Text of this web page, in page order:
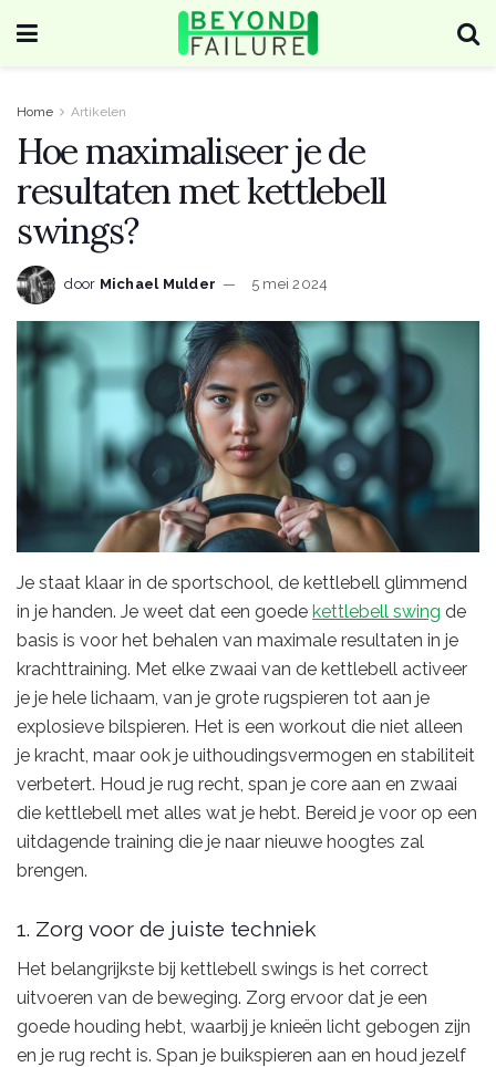
Home Artikelen
Hoe maximaliseer je de
resultaten met kettlebell
swings?
door Michael Mulder 5 mei 2024
Je staat klaar in de sportschool, de kettlebell glimmend
in je handen. Je weet dat een goede kettlebell swing de
basis is voor het behalen van maximale resultaten in je
krachttraining. Met elke zwaai van de kettlebell activeer
je je hele lichaam, van je grote rugspieren tot aan je
explosieve bilspieren. Het is een workout die niet alleen
je kracht, maar ook je uithoudingsvermogen en stabiliteit
verbetert. Houd je rug recht, span je core aan en zwaai
die kettlebell met alles wat je hebt. Bereid je voor op een
uitdagende training die je naar nieuwe hoogtes zal
brengen.
1. Zorg voor de juiste techniek
Het belangrijkste bij kettlebell swings is het correct
uitvoeren van de beweging. Zorg ervoor dat je een
goede houding hebt, waarbij je knieën licht gebogen zijn
en je rug recht is. Span je buikspieren aan en houd jezelf